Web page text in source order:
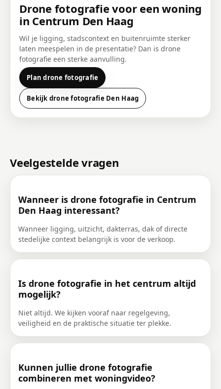
Drone fotografie voor een woning
in Centrum Den Haag
Wil je ligging, stadscontext en buitenruimte sterker
laten meespelen in de presentatie? Dan is drone
fotografie een sterke aanvulling.
Plan drone fotografie
Bekijk drone fotografie Den Haag
Veelgestelde vragen
Wanneer is drone fotografie in Centrum
Den Haag interessant?
Wanneer ligging, uitzicht, dakterras, dak of directe
stedelijke context belangrijk is voor de verkoop.
Is drone fotografie in het centrum altijd
mogelijk?
Niet altijd. We kijken vooraf naar regelgeving,
veiligheid en de praktische situatie ter plekke.
Kunnen jullie drone fotografie
combineren met woningvideo?